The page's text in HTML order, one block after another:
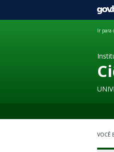
GOVBR
Ir para